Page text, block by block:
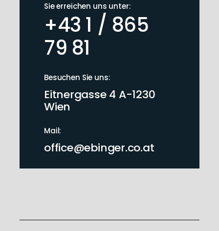
Sie erreichen uns unter:
+43 1 / 865
79 81
Besuchen Sie uns:
Eitnergasse 4 A-1230
Wien
Mail:
office@ebinger.co.at